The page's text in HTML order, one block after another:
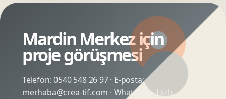
Mardin Merkez için
proje görüşmesi
Telefon:0540 548 26 97· E-posta:
merhaba@crea-tif.com · WhatsApp:Hızlı